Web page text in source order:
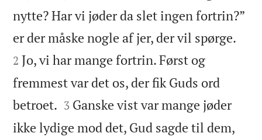
nytte? Har vi jøder da slet ingen fortrin?”
er der måske nogle af jer, der vil spørge.
2 Jo, vi har mange fortrin. Først og
fremmest var det os, der fik Guds ord
betroet. 

3 Ganske vist var mange jøder
ikke lydige mod det, Gud sagde til dem,